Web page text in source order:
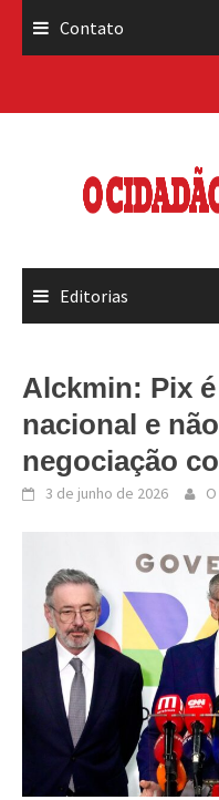
Contato
Editorias
Alckmin: Pix
nacional e
negociação
3 de junho de 2026